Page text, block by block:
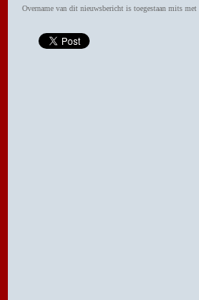
Overname van dit nieuwsbericht is toegestaan mits